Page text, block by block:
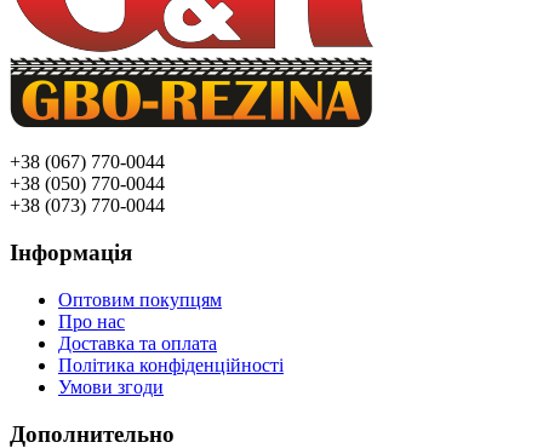
+38 (067) 770-0044
+38 (050) 770-0044
+38 (073) 770-0044
Інформація
Оптовим покупцям
Про нас
Доставка та оплата
Політика конфіденційності
Умови згоди
Дополнительно